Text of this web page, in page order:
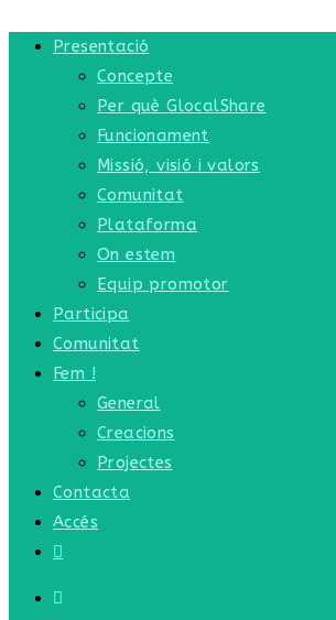
Presentació
Concepte
Per què GlocalShare
Funcionament
Missió, visió i valors
Comunitat
Plataforma
On estem
Equip promotor
Participa
Comunitat
Fem !
General
Creacions
Projectes
Contacta
Accés